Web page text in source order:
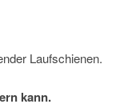
Laufschienen.
kann.